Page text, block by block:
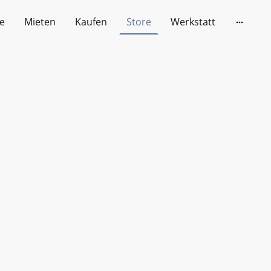
Mieten Kaufen Store Werkstatt